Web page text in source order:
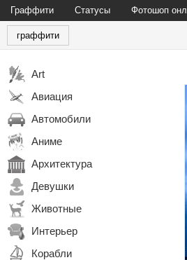
Граффити Статусы Фотошоп
граффити
Art
Авиация
Автомобили
Аниме
Архитектура
Девушки
Животные
Интерьер
Корабли